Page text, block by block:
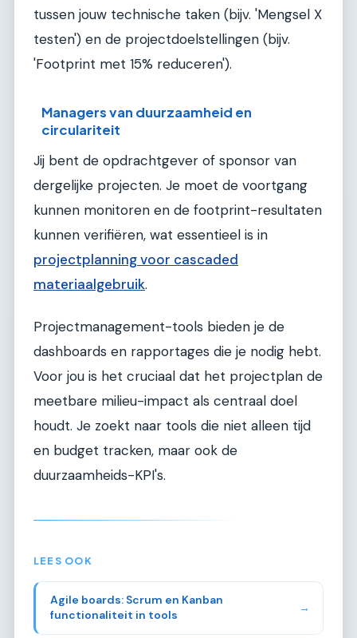
tussen jouw technische taken (bijv. 'Mengsel X
testen') en de projectdoelstellingen (bijv.
'Footprint met 15% reduceren').
Managers van duurzaamheid en
circulariteit
Jij bent de opdrachtgever of sponsor van
dergelijke projecten. Je moet de voortgang
kunnen monitoren en de footprint-resultaten
kunnen verifiëren, wat essentieel is in
projectplanning voor cascaded
materiaalgebruik.
Projectmanagement-tools bieden je de
dashboards en rapportages die je nodig hebt.
Voor jou is het cruciaal dat het projectplan de
meetbare milieu-impact als centraal doel
houdt. Je zoekt naar tools die niet alleen tijd
en budget tracken, maar ook de
duurzaamheids-KPI's.
LEES OOK
Agile boards: Scrum en Kanban
functionaliteit in tools
→